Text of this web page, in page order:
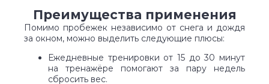
Преимущества применения
Помимо пробежек независимо от снега и дождя
за окном, можно выделить следующие плюсы:
Ежедневные тренировки от 15 до 30 минут
на тренажёре помогают за пару недель
сбросить вес.